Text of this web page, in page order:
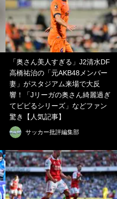
「奥さん美人すぎる」J2清水DF
高橋祐治の「元AKB48メンバー
妻」がスタジアム来場で大反
響！「Jリーガの奥さん綺麗過ぎ
てビビるシリーズ」などファン
驚き【人気記事】
サッカー批評編集部